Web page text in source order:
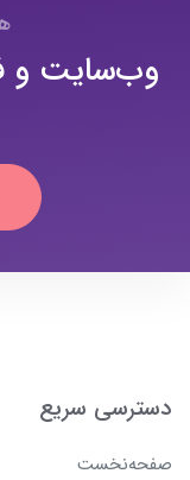
وب‌سایت و
دسترسی سریع
صفحه‌نخست